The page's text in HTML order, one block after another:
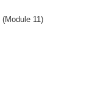
(Module 11)